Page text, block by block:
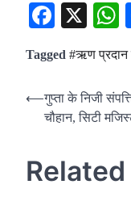
X
Tagged #ऋण प्रदान
Post
navigation
⟵गुप्ता के निजी
चौहान, सिटी